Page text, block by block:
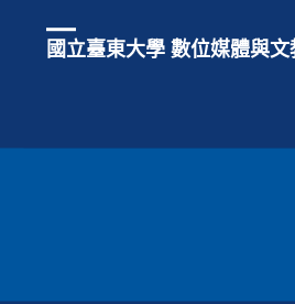
國立臺東大學 數位媒體與